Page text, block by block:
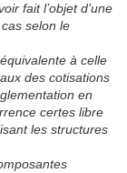
fait l’objet d’une
selon le
à celle
des cotisations
en
certes libre
les structures